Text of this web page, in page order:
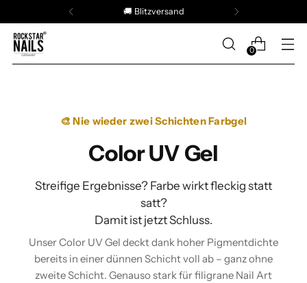
🚚 Blitzversand
0
🎨 Nie wieder zwei Schichten Farbgel
Color UV Gel
Streifige Ergebnisse? Farbe wirkt fleckig statt
satt?
Damit ist jetzt Schluss.
Unser Color UV Gel deckt dank hoher Pigmentdichte
bereits in einer dünnen Schicht voll ab – ganz ohne
zweite Schicht. Genauso stark für filigrane Nail Art